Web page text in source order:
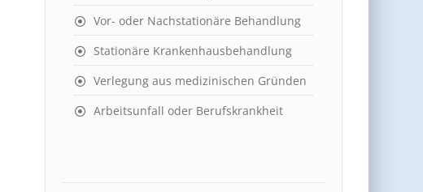
Vor- oder Nachstationäre Behandlung
Stationäre Krankenhausbehandlung
Verlegung aus medizinischen Gründen
Arbeitsunfall oder Berufskrankheit